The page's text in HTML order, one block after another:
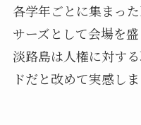
各学年ごとに集まっ
サーズとして会場を
淡路島は人権に対す
ドだと改めて実感しま